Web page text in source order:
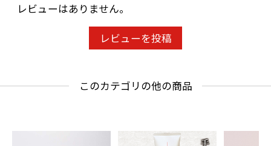
レビューはありません。
レビューを投稿
このカテゴリの他の商品